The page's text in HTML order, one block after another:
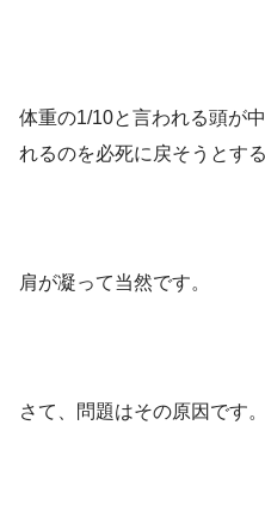
体重の1/10と言われる頭が
れるのを必死に戻そうとす
肩が凝って当然です。
さて、問題はその原因です。